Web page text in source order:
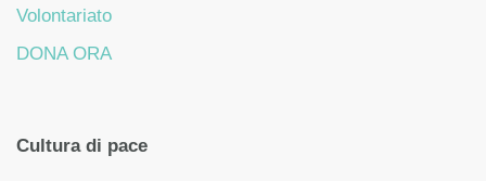
Volontariato
DONA ORA
Cultura di pace